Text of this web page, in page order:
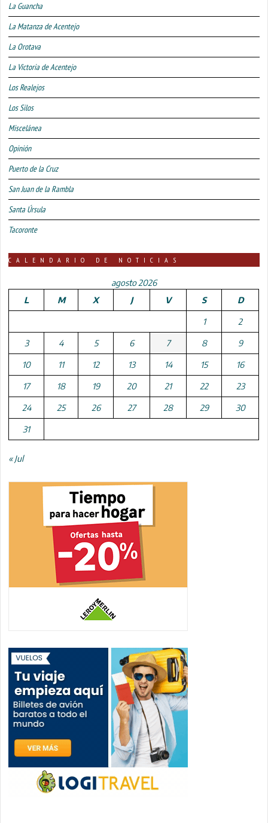
La Guancha
La Matanza de Acentejo
La Orotava
La Victoria de Acentejo
Los Realejos
Los Silos
Miscelánea
Opinión
Puerto de la Cruz
San Juan de la Rambla
Santa Úrsula
Tacoronte
CALENDARIO DE NOTICIAS
agosto 2026
L
M X J V S D
1 2
3 4 5 6 7 8 9
10 11 12 13 14 15 16
17 18 19 20 21 22 23
24 25 26 27 28 29 30
31
« Jul